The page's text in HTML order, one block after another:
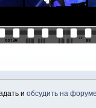
и обсудить на